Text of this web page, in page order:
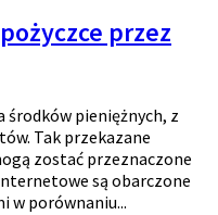
przez
pieniężnych, z
Tak przekazane
zostać przeznaczone
są obarczone
w porównaniu...